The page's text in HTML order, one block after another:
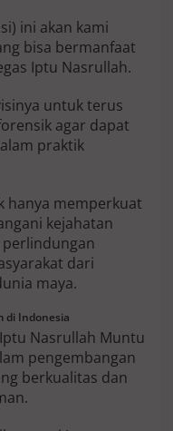
ini akan kami
bisa bermanfaat
Iptu Nasrullah.
untuk terus
agar dapat
praktik
hanya memperkuat
kejahatan
dari
maya.
di Indonesia
Nasrullah Muntu
pengembangan
berkualitas dan